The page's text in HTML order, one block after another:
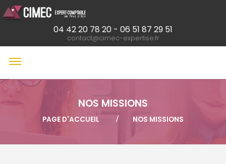
04 42 20 78 20 - 06 51 87 29 51
contact@cimec-expertise.fr
NOS MISSIONS
PAGE D'ACCUEIL NOS MISSIONS